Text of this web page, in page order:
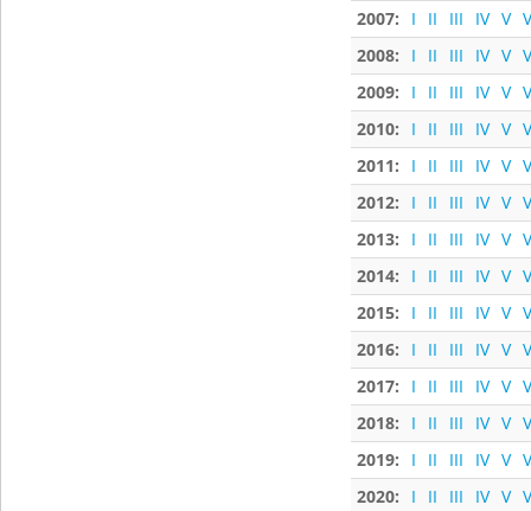
2007:
I II III IV V
2008:
I II III IV V
2009:
I II III IV V
2010:
I II III IV V
2011:
I II III IV V
2012:
I II III IV V
2013:
I II III IV V
2014:
I II III IV V
2015:
I II III IV V
2016:
I II III IV V
2017:
I II III IV V
2018:
I II III IV V
2019:
I II III IV V
2020:
I II III IV V